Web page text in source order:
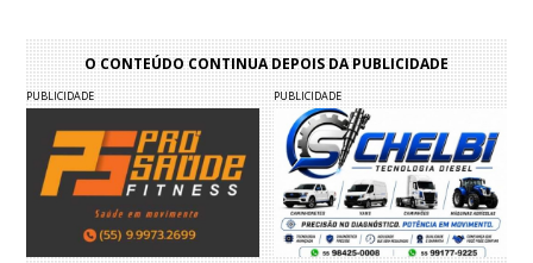
O CONTEÚDO CONTINUA DEPOIS DA PUBLICIDADE
PUBLICIDADE PUBLICIDADE